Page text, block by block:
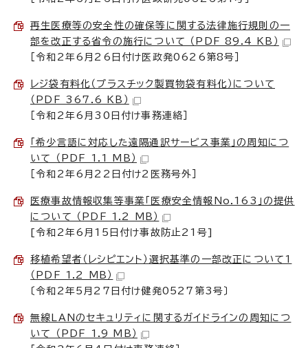
再生医療等の安全性の確保等に関する法律施行規則の一
部を改正する省令の施行について （PDF 89.4 KB）
［令和2年6月26日付け医政発0626第8号］
レジ袋有料化（プラスチック製買物袋有料化）について
（PDF 367.6 KB）
［令和2年6月30日付け事務連絡］
「希少言語に対応した遠隔通訳サービス事業」の周知につ
いて （PDF 1.1 MB）
［令和2年6月22日付け2医務号外］
医療事故情報収集等事業「医療安全情報No.163」の提供
について （PDF 1.2 MB）
[令和2年6月15日付け事故防止21号]
移植希望者（レシピエント）選択基準の一部改正について1
（PDF 1.2 MB）
〔令和2年5月27日付け健発0527第3号〕
無線LANのセキュリティに関するガイドラインの周知につ
いて （PDF 1.9 MB）